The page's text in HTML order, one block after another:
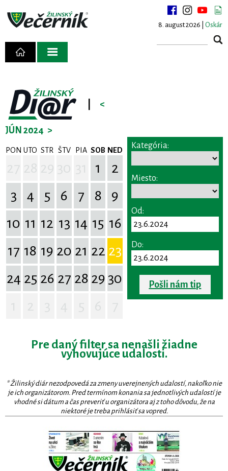
8. august 2026 | Oskár
<
JÚN 2024 >
PON UTO STR ŠTV PIA SOB NED
1
2
3
4 5 6 7 8
9
10 11 12 13 14 15 16
17 18 19 20 21 22 23
24 25 26 27 28 29 30
Kategória:
Miesto:
Od:
Do:
Pošli nám tip
Pre daný filter sa nenašli žiadne
vyhovujúce udalosti.
* Žilinský diár nezodpovedá za zmeny uverejnených udalostí, nakoľko nie
je ich organizátorom. Pred termínom konania sa jednotlivých udalostí je
vhodné si dátum a čas preveriť u organizátora aj z toho dôvodu, že na
niektoré je treba prihlásiť sa vopred.